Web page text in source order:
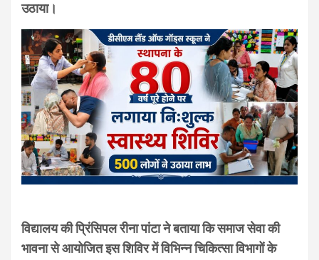
उठाया।
विद्यालय की प्रिंसिपल रीना पांटा ने बताया कि समाज सेवा की
भावना से आयोजित इस शिविर में विभिन्न चिकित्सा विभागों के